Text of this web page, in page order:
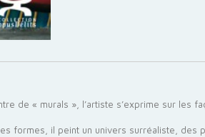
de « murals », l’artiste s’exprime sur les
formes, il peint un univers surréaliste,